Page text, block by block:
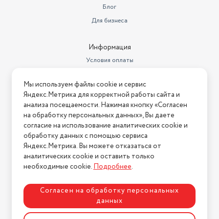
триммер
Время зарядки (ч)
4 ч
Дополнительная информация
возможность зарядки через
USB
В комплекте
футляр
Блог
Для бизнеса
Информация
Условия оплаты
Условия возврата
Нашли ошибку на сайте? Напишите нам
2026 © Интернет-магазин "АстМаркет". У нас есть всё!
Политика конфиденциальности
Разработка сайтаASTDESIGN
Мы используем файлы cookie и сервис
Яндекс.Метрика для корректной работы сайта и
анализа посещаемости. Нажимая кнопку «Согласен
на обработку персональных данных», Вы даете
согласие на использование аналитических cookie и
обработку данных с помощью сервиса
Яндекс.Метрика. Вы можете отказаться от
аналитических cookie и оставить только
необходимые cookie.Подробнее.
Согласен на обработку персональных
данных